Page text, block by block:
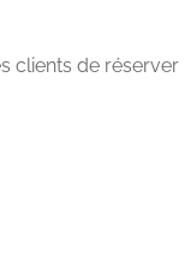
clients de réserver